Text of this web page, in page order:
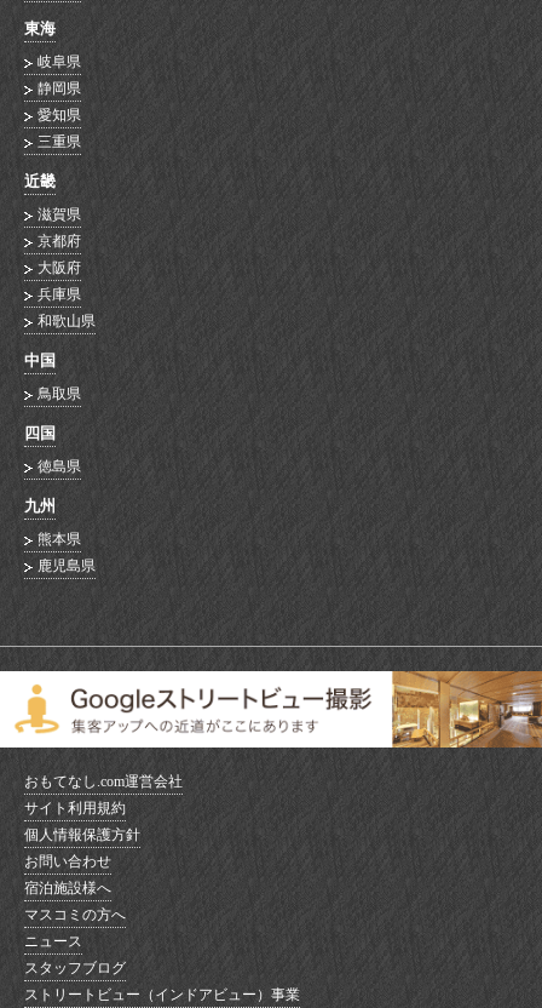
東海
岐阜県
静岡県
愛知県
三重県
近畿
滋賀県
京都府
大阪府
兵庫県
和歌山県
中国
鳥取県
四国
徳島県
九州
熊本県
鹿児島県
おもてなし.com運営会社
サイト利用規約
個人情報保護方針
お問い合わせ
宿泊施設様へ
マスコミの方へ
ニュース
スタッフブログ
ストリートビュー（インドアビュー）事業